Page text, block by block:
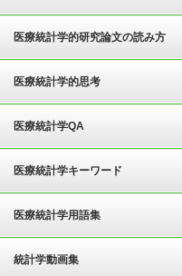
医療統計学的研究論文の読み方
医療統計学的思考
医療統計学QA
医療統計学キーワード
医療統計学用語集
統計学動画集